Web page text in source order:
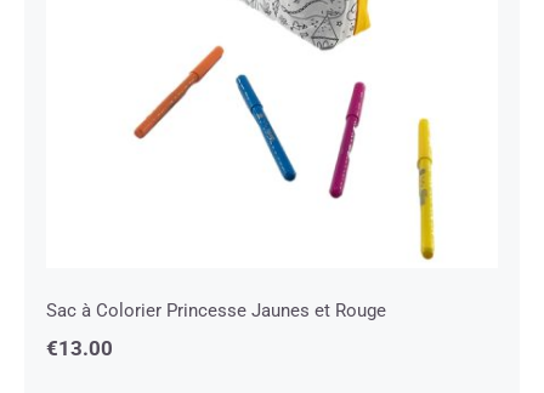
Sac à Colorier Princesse Jaunes et Rouge
€13.00